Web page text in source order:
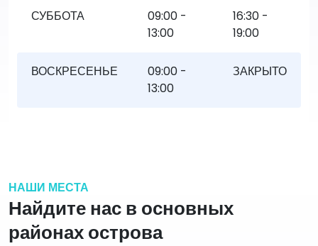
СУББОТА
09:00 -
13:00
16:30 -
19:00
ВОСКРЕСЕНЬЕ
09:00 -
13:00
ЗАКРЫТО
НАШИ МЕСТА
Найдите нас в основных
районах острова